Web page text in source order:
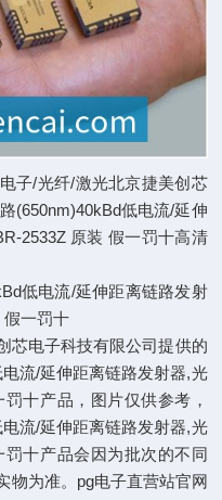
/光纤/激光北京捷美创芯
(650nm)40kBd低电流/延伸
2533Z 原装 假一罚十高清
低电流/延伸距离链路发射
假一罚十
电子科技有限公司提供的
流/延伸距离链路发射器,光
十产品，图片仅供参考，
流/延伸距离链路发射器,光
罚十产品会因为批次的不同
为准。 pg电子直营站官网